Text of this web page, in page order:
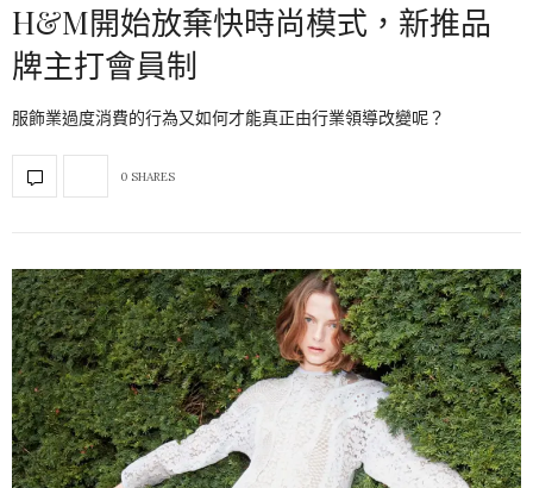
H&M開始放棄快時尚模式，新推品
牌主打會員制
服飾業過度消費的行為又如何才能真正由行業領導改變呢？
0 SHARES